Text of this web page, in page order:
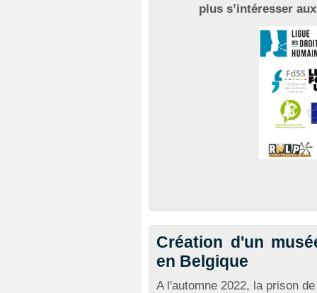
plus s’intéresser
Création d'un
en Belgique
A l'automne 2022, la prison